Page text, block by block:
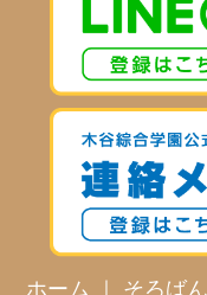
ホーム そろば